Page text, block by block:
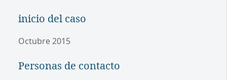
inicio del caso
Octubre 2015
Personas de contacto